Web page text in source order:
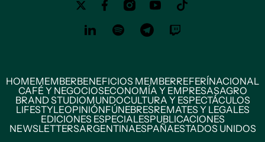
HOMEMEMBERBENEFICIOS MEMBERREFERÍNACIONAL
CAFÉ Y NEGOCIOSECONOMÍA Y EMPRESASAGRO
BRAND STUDIOMUNDOCULTURA Y ESPECTÁCULOS
LIFESTYLEOPINIÓNFÚNEBRESREMATES Y LEGALES
EDICIONES ESPECIALESPUBLICACIONES
NEWSLETTERSARGENTINAESPAÑAESTADOS UNIDOS